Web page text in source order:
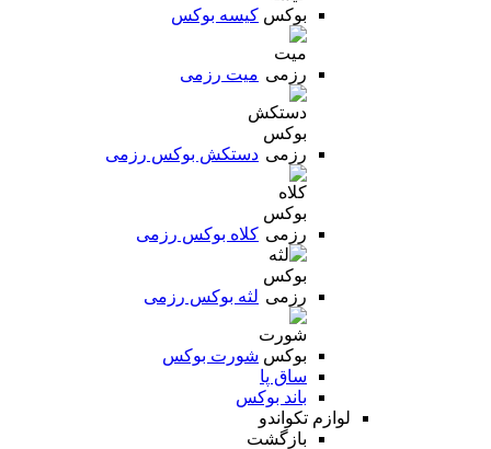
کیسه بوکس
میت رزمی
دستکش بوکس رزمی
کلاه بوکس رزمی
لثه بوکس رزمی
شورت بوکس
ساق پا
باند بوکس
لوازم تکواندو
بازگشت